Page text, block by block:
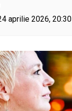
aprilie 2026, 20:30